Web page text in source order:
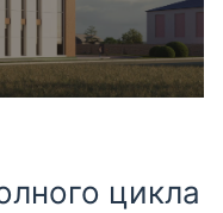
цикла